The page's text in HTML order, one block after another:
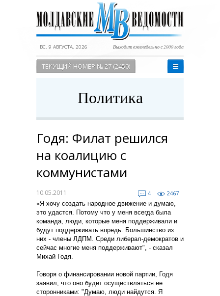
ВС, 9 АВГУСТА, 2026 Выходит еженедельно с 2000 года
ТЕКУЩИЙ НОМЕР № 27 (2450)
Политика
Годя: Филат решился
на коалицию с
коммунистами
10.05.2011 4
2467
«Я хочу создать народное движение и думаю,
это удастся. Потому что у меня всегда была
команда, люди, которые меня поддерживали и
будут поддерживать впредь. Большинство из
них - члены ЛДПМ. Среди либерал-демократов и
сейчас многие меня поддерживают", - сказал
Михай Годя.
Говоря о финансировании новой партии, Годя
заявил, что оно будет осуществляться ее
сторонниками: "Думаю, люди найдутся. Я